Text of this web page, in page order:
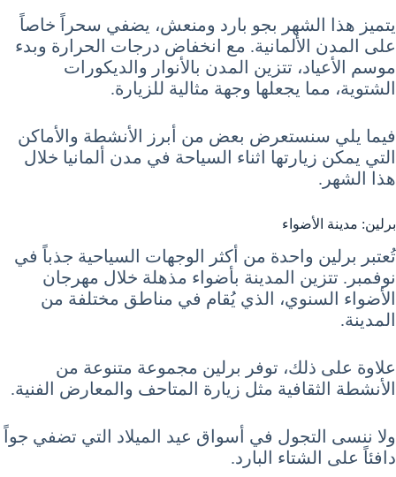
يتميز هذا الشهر بجو بارد ومنعش، يضفي سحراً خاصاً
على المدن الألمانية. مع انخفاض درجات الحرارة وبدء
موسم الأعياد، تتزين المدن بالأنوار والديكورات
الشتوية، مما يجعلها وجهة مثالية للزيارة.
فيما يلي سنستعرض بعض من أبرز الأنشطة والأماكن
التي يمكن زيارتها اثناء السياحة في مدن ألمانيا خلال
هذا الشهر.
برلين: مدينة الأضواء
تُعتبر برلين واحدة من أكثر الوجهات السياحية جذباً في
نوفمبر. تتزين المدينة بأضواء مذهلة خلال مهرجان
الأضواء السنوي، الذي يُقام في مناطق مختلفة من
المدينة.
علاوة على ذلك، توفر برلين مجموعة متنوعة من
الأنشطة الثقافية مثل زيارة المتاحف والمعارض الفنية.
ولا ننسى التجول في أسواق عيد الميلاد التي تضفي جواً
دافئاً على الشتاء البارد.